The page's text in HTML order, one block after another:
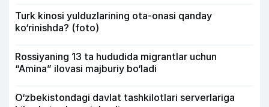
Turk kinosi yulduzlarining ota-onasi qanday
ko‘rinishda? (foto)
Rossiyaning 13 ta hududida migrantlar uchun
“Amina” ilovasi majburiy bo‘ladi
O‘zbekistondagi davlat tashkilotlari serverlariga